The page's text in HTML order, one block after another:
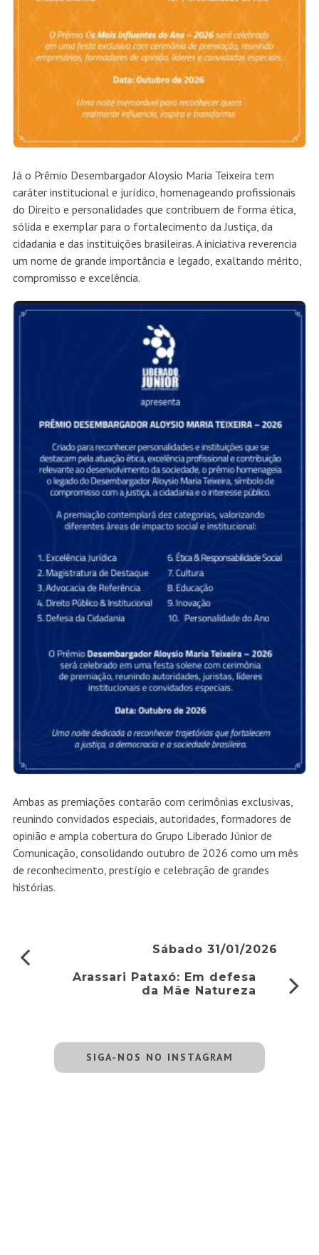
Já o Prêmio Desembargador Aloysio Maria Teixeira tem
caráter institucional e jurídico, homenageando profissionais
do Direito e personalidades que contribuem de forma ética,
sólida e exemplar para o fortalecimento da Justiça, da
cidadania e das instituições brasileiras. A iniciativa reverencia
um nome de grande importância e legado, exaltando mérito,
compromisso e excelência.
Ambas as premiações contarão com cerimônias exclusivas,
reunindo convidados especiais, autoridades, formadores de
opinião e ampla cobertura do Grupo Liberado Júnior de
Comunicação, consolidando outubro de 2026 como um mês
de reconhecimento, prestígio e celebração de grandes
histórias.
Sábado 31/01/2026
Arassari Pataxó: Em defesa
da Mãe Natureza
SIGA-NOS NO INSTAGRAM